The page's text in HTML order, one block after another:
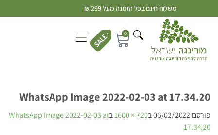
משלוח חינם בכל הזמנה מעל 299 ₪
0
WhatsApp Image 2022-02-03 at 17.34.20
פורסם06/02/2022ב720 × 1600 בWhatsApp Image 2022-02-03 at
17.34.20